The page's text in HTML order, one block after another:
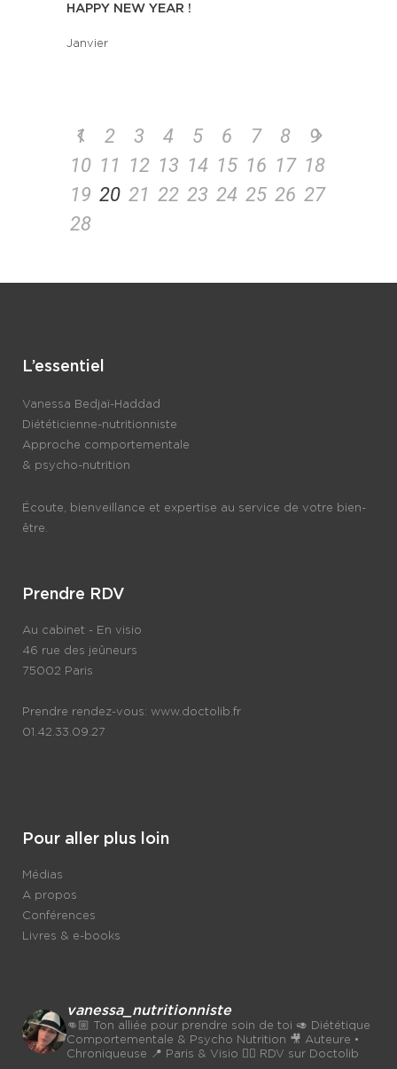
HAPPY NEW YEAR !
Janvier
1 2 3 4 5 6 7 8
9
10 11 12 13 14 15 16 17 18
19 20 21 22 23 24 25 26 27
28
L’essentiel
Vanessa Bedjaï-Haddad
Diététicienne-nutritionniste
Approche comportementale
& psycho-nutrition
Écoute, bienveillance et expertise au service de votre bien-
être.
Prendre RDV
Au cabinet - En visio
46 rue des jeûneurs
75002 Paris
Prendre rendez-vous: www.doctolib.fr
01.42.33.09.27
Pour aller plus loin
Médias
A propos
Conférences
Livres & e-books
vanessa_nutritionniste
👊🏼 Ton alliée pour prendre soin de toi 🥑 Diététique
Comportementale & Psycho Nutrition 🎥 Auteure •
Chroniqueuse 📍 Paris & Visio 👉🏼 RDV sur Doctolib